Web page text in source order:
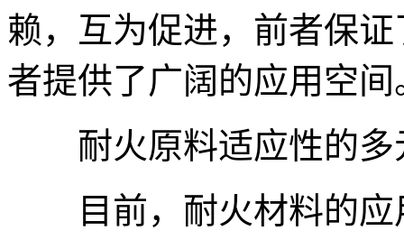
赖，互为促进，前者保
者提供了广阔的应用空间
耐火原料适应性的多
目前，耐火材料的应